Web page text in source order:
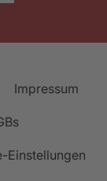
Impressum
Einstellungen